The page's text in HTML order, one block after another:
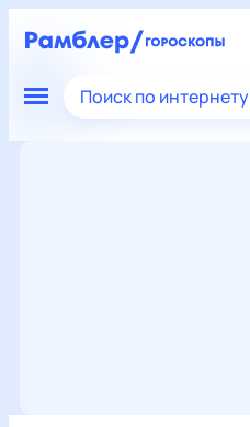
Поиск по интернету